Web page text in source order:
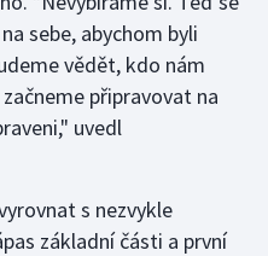
sebe, abychom byli
vědět, kdo nám
připravovat na
uvedl
s nezvykle
základní části a první